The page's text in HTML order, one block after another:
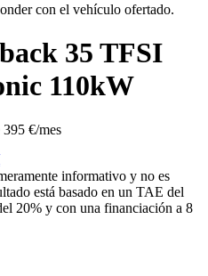
con el vehículo ofertado.
35 TFSI
110kW
395 €/mes
informativo y no es
está basado en un TAE del
20% y con una financiación a 8